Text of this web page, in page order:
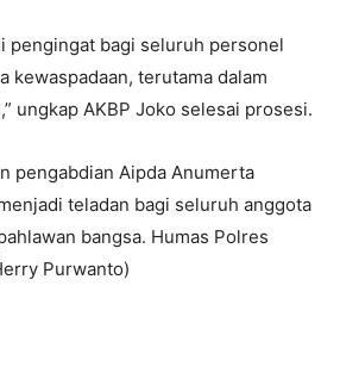
pengingat bagi seluruh personel
kewaspadaan, terutama dalam
ungkap AKBP Joko selesai prosesi.
pengabdian Aipda Anumerta
teladan bagi seluruh anggota
bangsa. Humas Polres
Purwanto)